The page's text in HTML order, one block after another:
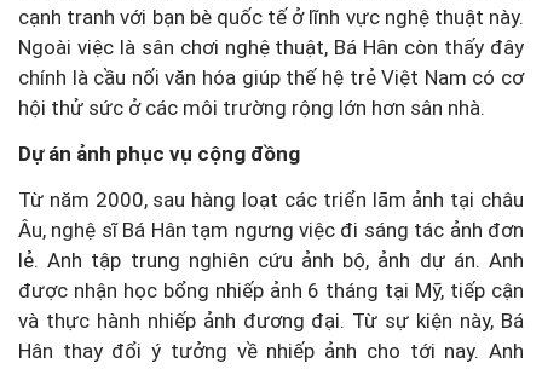
cạnh tranh với bạn bè quốc tế ở lĩnh vực nghệ thuật này.
Ngoài việc là sân chơi nghệ thuật, Bá Hân còn thấy đây
chính là cầu nối văn hóa giúp thế hệ trẻ Việt Nam có cơ
hội thử sức ở các môi trường rộng lớn hơn sân nhà.
Dự án ảnh phục vụ cộng đồng
Từ năm 2000, sau hàng loạt các triển lãm ảnh tại châu
Âu, nghệ sĩ Bá Hân tạm ngưng việc đi sáng tác ảnh đơn
lẻ. Anh tập trung nghiên cứu ảnh bộ, ảnh dự án. Anh
được nhận học bổng nhiếp ảnh 6 tháng tại Mỹ, tiếp cận
và thực hành nhiếp ảnh đương đại. Từ sự kiện này, Bá
Hân thay đổi ý tưởng về nhiếp ảnh cho tới nay. Anh